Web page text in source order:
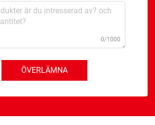
0/1000
ÖVERLÄMNA